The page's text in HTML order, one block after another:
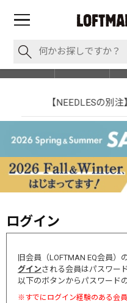
【NEEDLESの別
ログイン
旧会員（LOFTMAN EQ会員）
グインされる会員はパスワー
以下のボタンからパスワード
※すでにログイン経験のある会